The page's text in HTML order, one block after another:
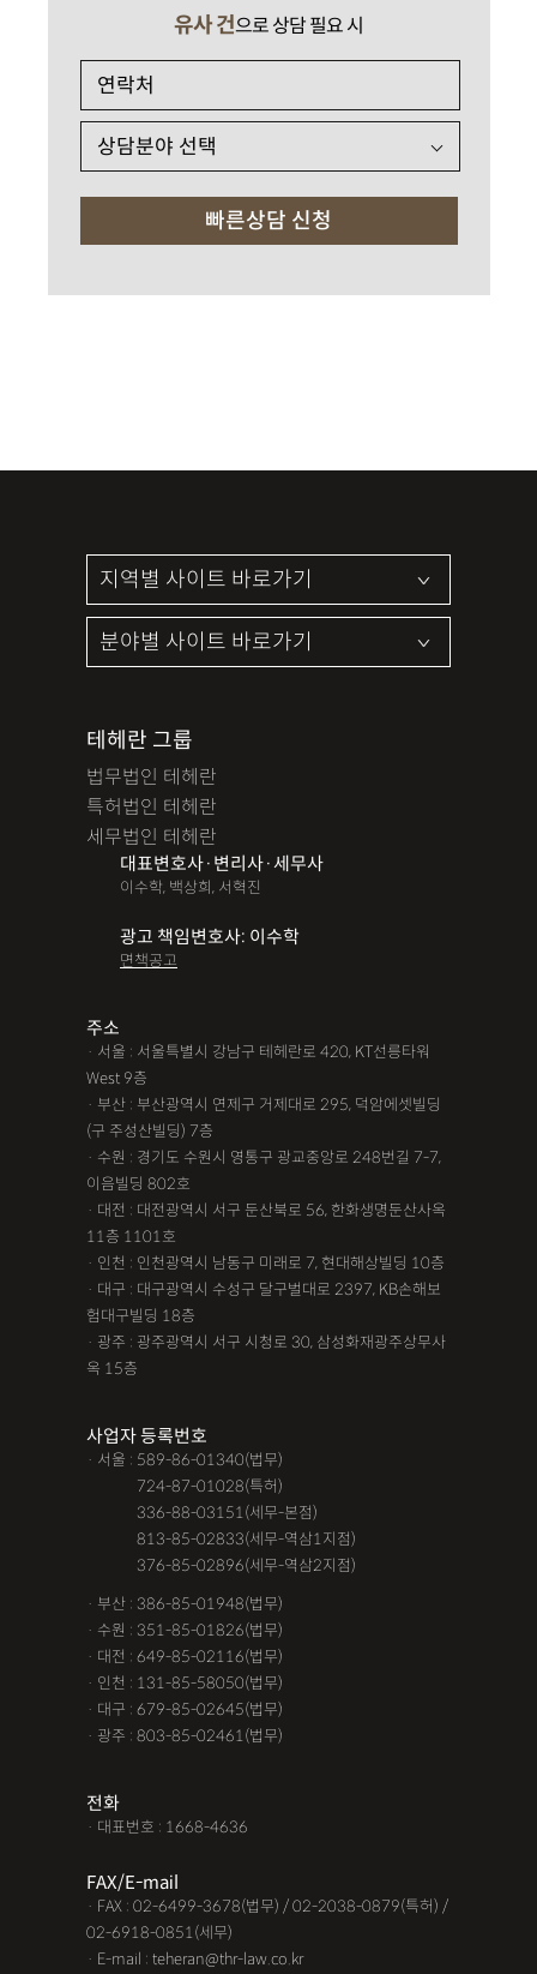
유사 건으로 상담 필요 시
테헤란 그룹
법무법인 테헤란
특허법인 테헤란
세무법인 테헤란
대표변호사·변리사·세무사
이수학, 백상희, 서혁진
광고 책임변호사: 이수학
면책공고
주소
· 서울 : 서울특별시 강남구 테헤란로 420, KT선릉타워
West 9층
· 부산 : 부산광역시 연제구 거제대로 295, 덕암에셋빌딩
(구 주성산빌딩) 7층
· 수원 : 경기도 수원시 영통구 광교중앙로 248번길 7-7,
이음빌딩 802호
· 대전 : 대전광역시 서구 둔산북로 56, 한화생명둔산사옥
11층 1101호
· 인천 : 인천광역시 남동구 미래로 7, 현대해상빌딩 10층
· 대구 : 대구광역시 수성구 달구벌대로 2397, KB손해보
험대구빌딩 18층
· 광주 : 광주광역시 서구 시청로 30, 삼성화재광주상무사
옥 15층
사업자 등록번호
· 서울 : 589-86-01340(법무)
724-87-01028(특허)
336-88-03151(세무-본점)
813-85-02833(세무-역삼1지점)
376-85-02896(세무-역삼2지점)
· 부산 : 386-85-01948(법무)
· 수원 : 351-85-01826(법무)
· 대전 : 649-85-02116(법무)
· 인천 : 131-85-58050(법무)
· 대구 : 679-85-02645(법무)
· 광주 : 803-85-02461(법무)
전화
· 대표번호 : 1668-4636
FAX/E-mail
· FAX : 02-6499-3678(법무) / 02-2038-0879(특허) /
02-6918-0851(세무)
· E-mail : teheran@thr-law.co.kr